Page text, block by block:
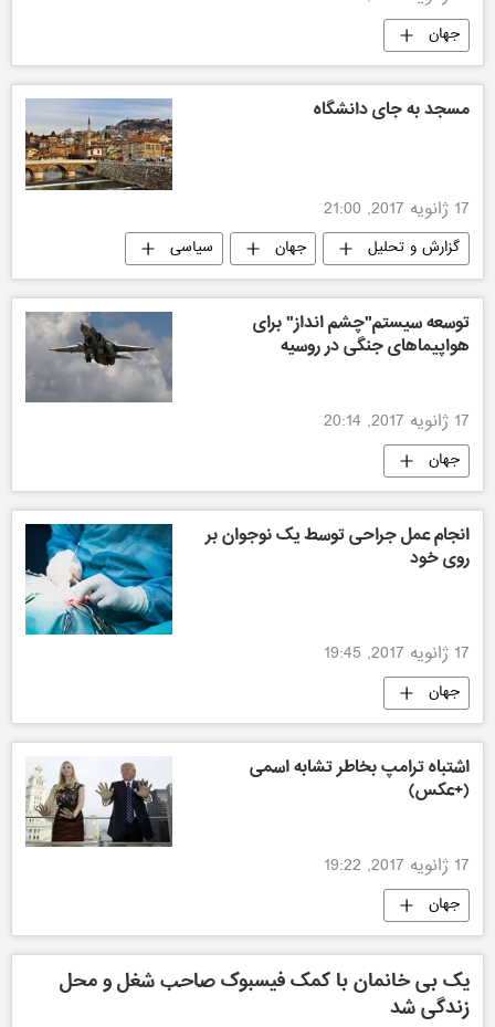
جهان
مسجد به جای دانشگاه
17 ژانویه 2017, 21:00
گزارش و تحلیل جهان سیاسی
توسعه سیستم"چشم انداز" برای
هواپیماهای جنگی در روسیه
17 ژانویه 2017, 20:14
جهان
انجام عمل جراحی توسط یک نوجوان بر
روی خود
17 ژانویه 2017, 19:45
جهان
اشتباه ترامپ بخاطر تشابه اسمی
(+عکس)
17 ژانویه 2017, 19:22
جهان
یک بی خانمان با کمک فیسبوک صاحب شغل و محل
زندگی شد